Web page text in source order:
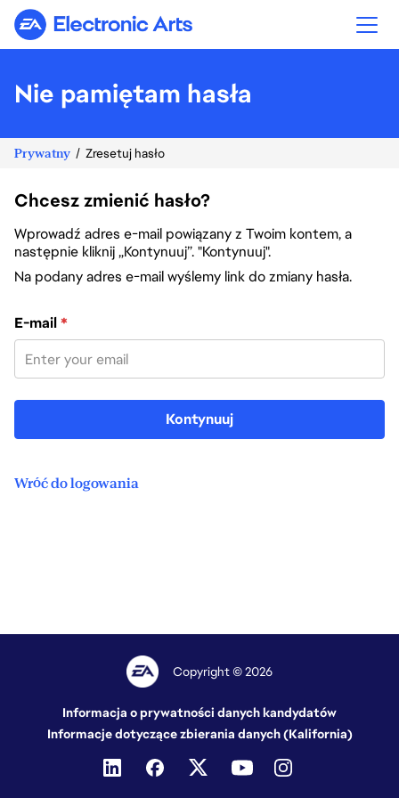
Electronic Arts
Nie pamiętam hasła
Prywatny Zresetuj hasło
Chcesz zmienić hasło?
Wprowadź adres e-mail powiązany z Twoim kontem, a
następnie kliknij „Kontynuuj”. "Kontynuuj".
Na podany adres e-mail wyślemy link do zmiany hasła.
Zresetuj hasło za pomocą adresu e-mail
E-mail*
Kontynuuj
Wróć do logowania
Copyright © 2026
Informacja o prywatności danych kandydatów
Informacje dotyczące zbierania danych (Kalifornia)